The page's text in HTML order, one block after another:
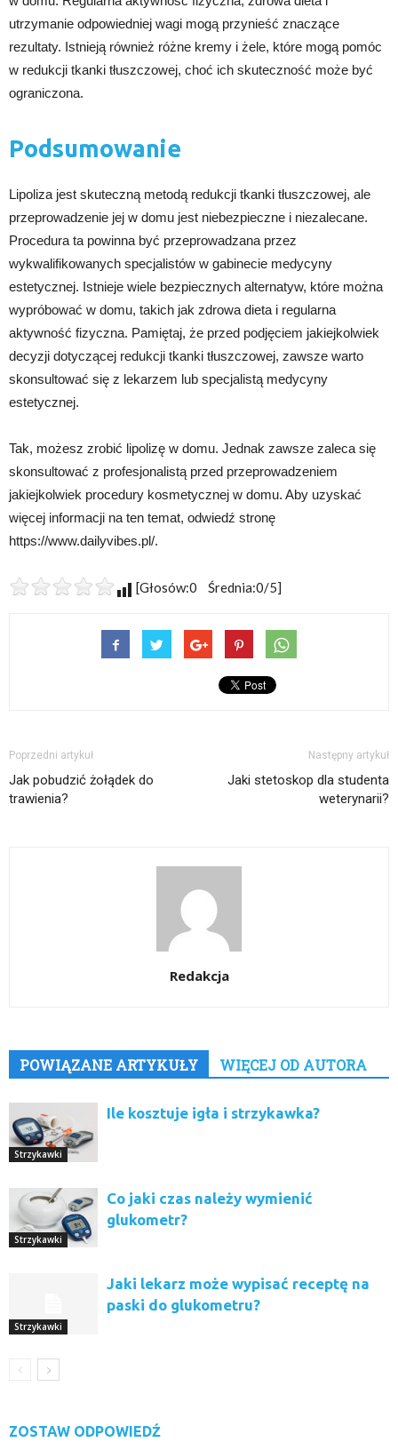
utrzymanie odpowiedniej wagi mogą przynieść znaczące
rezultaty. Istnieją również różne kremy i żele, które mogą pomóc
w redukcji tkanki tłuszczowej, choć ich skuteczność może być
ograniczona.
Podsumowanie
Lipoliza jest skuteczną metodą redukcji tkanki tłuszczowej, ale
przeprowadzenie jej w domu jest niebezpieczne i niezalecane.
Procedura ta powinna być przeprowadzana przez
wykwalifikowanych specjalistów w gabinecie medycyny
estetycznej. Istnieje wiele bezpiecznych alternatyw, które można
wypróbować w domu, takich jak zdrowa dieta i regularna
aktywność fizyczna. Pamiętaj, że przed podjęciem jakiejkolwiek
decyzji dotyczącej redukcji tkanki tłuszczowej, zawsze warto
skonsultować się z lekarzem lub specjalistą medycyny
estetycznej.
Tak, możesz zrobić lipolizę w domu. Jednak zawsze zaleca się
skonsultować z profesjonalistą przed przeprowadzeniem
jakiejkolwiek procedury kosmetycznej w domu. Aby uzyskać
więcej informacji na ten temat, odwiedź stronę
https://www.dailyvibes.pl/.
[Głosów:0 Średnia:0/5]
Poprzedni artykuł
Jak pobudzić żołądek do
trawienia?
Następny artykuł
Jaki stetoskop dla studenta
weterynarii?
Redakcja
POWIĄZANE ARTYKUŁY WIĘCEJ OD AUTORA
Strzykawki
Ile kosztuje igła i strzykawka?
Strzykawki
Co jaki czas należy wymienić
glukometr?
Strzykawki
Jaki lekarz może wypisać receptę na
paski do glukometru?
ZOSTAW ODPOWIEDŹ